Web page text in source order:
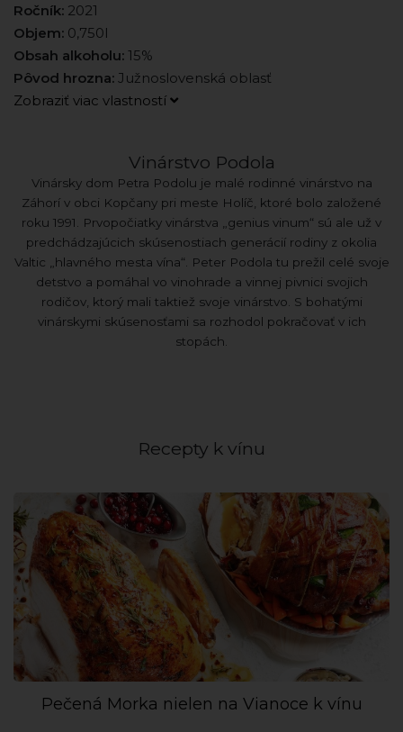
Ročník: 2021
Objem: 0,750l
Obsah alkoholu: 15%
Pôvod hrozna: Južnoslovenská oblasť
Zobraziť viac vlastností
Vinárstvo Podola
Vinársky dom Petra Podolu je malé rodinné vinárstvo na
Záhorí v obci Kopčany pri meste Holíč, ktoré bolo založené
roku 1991. Prvopočiatky vinárstva „genius vinum“ sú ale už v
predchádzajúcich skúsenostiach generácií rodiny z okolia
Valtic „hlavného mesta vína“. Peter Podola tu prežil celé svoje
detstvo a pomáhal vo vinohrade a vinnej pivnici svojich
rodičov, ktorý mali taktiež svoje vinárstvo. S bohatými
vinárskymi skúsenosťami sa rozhodol pokračovať v ich
stopách.
Recepty k vínu
Pečená Morka nielen na Vianoce k vínu